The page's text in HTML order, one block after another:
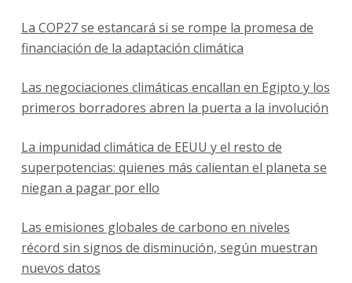
La COP27 se estancará si se rompe la promesa de
financiación de la adaptación climática
Las negociaciones climáticas encallan en Egipto y los
primeros borradores abren la puerta a la involución
La impunidad climática de EEUU y el resto de
superpotencias: quienes más calientan el planeta se
niegan a pagar por ello
Las emisiones globales de carbono en niveles
récord sin signos de disminución, según muestran
nuevos datos